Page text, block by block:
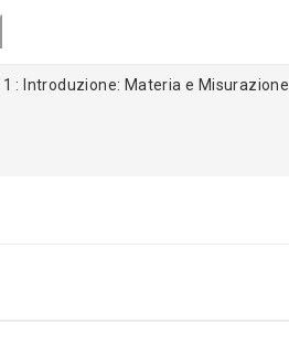
: Introduzione: Materia e Misurazione